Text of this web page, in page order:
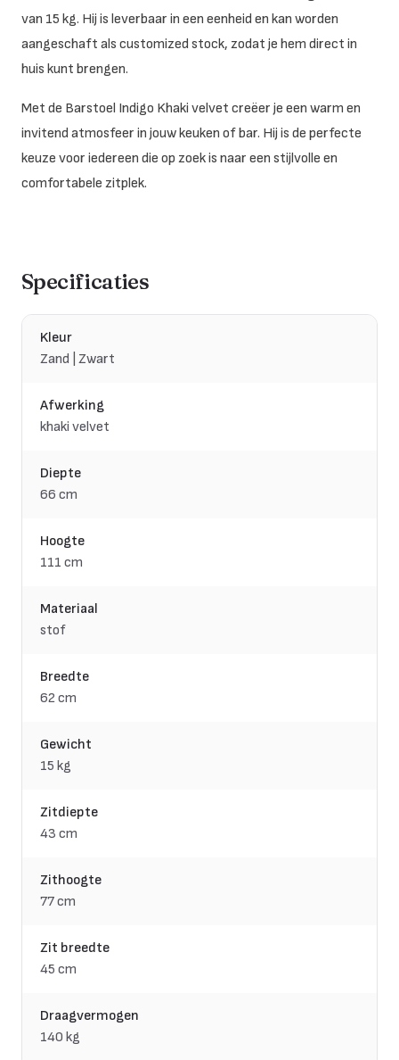
van 15 kg. Hij is leverbaar in een eenheid en kan worden
aangeschaft als customized stock, zodat je hem direct in
huis kunt brengen.
Met de Barstoel Indigo Khaki velvet creëer je een warm en
invitend atmosfeer in jouw keuken of bar. Hij is de perfecte
keuze voor iedereen die op zoek is naar een stijlvolle en
comfortabele zitplek.
Specificaties
Kleur
Zand | Zwart
Afwerking
khaki velvet
Diepte
66 cm
Hoogte
111 cm
Materiaal
stof
Breedte
62 cm
Gewicht
15 kg
Zitdiepte
43 cm
Zithoogte
77 cm
Zit breedte
45 cm
Draagvermogen
140 kg